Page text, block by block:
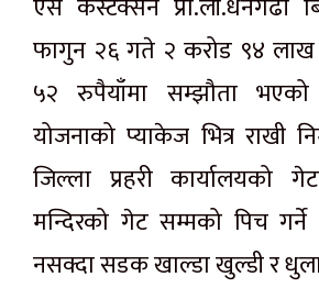
एस कस्टक्सन प्रा.ली.धनगढी
फागुन २६ गते २ करोड ९४
५२ रुपैयाँमा सम्झौता
योजनाको प्याकेज भित्र राखी
जिल्ला प्रहरी कार्यालयको
मन्दिरको गेट सम्मको पिच गर्ने
नसक्दा सडक खाल्डा खुल्डी र